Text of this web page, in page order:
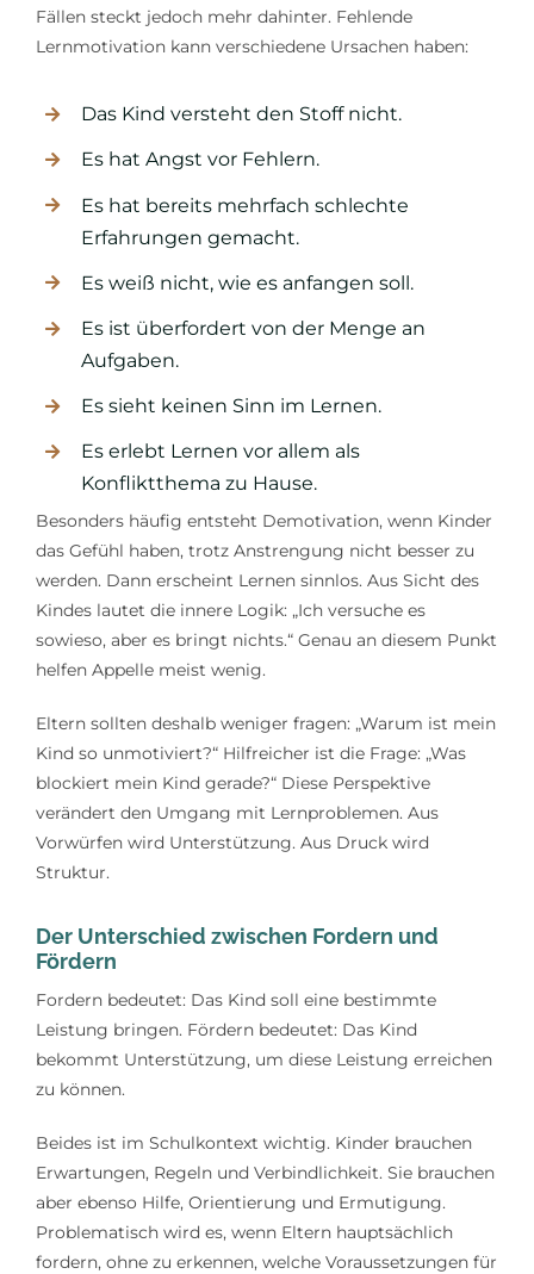
Fällen steckt jedoch mehr dahinter. Fehlende
Lernmotivation kann verschiedene Ursachen haben:
Das Kind versteht den Stoff nicht.
Es hat Angst vor Fehlern.
Es hat bereits mehrfach schlechte
Erfahrungen gemacht.
Es weiß nicht, wie es anfangen soll.
Es ist überfordert von der Menge an
Aufgaben.
Es sieht keinen Sinn im Lernen.
Es erlebt Lernen vor allem als
Konfliktthema zu Hause.
Besonders häufig entsteht Demotivation, wenn Kinder
das Gefühl haben, trotz Anstrengung nicht besser zu
werden. Dann erscheint Lernen sinnlos. Aus Sicht des
Kindes lautet die innere Logik: „Ich versuche es
sowieso, aber es bringt nichts.“ Genau an diesem Punkt
helfen Appelle meist wenig.
Eltern sollten deshalb weniger fragen: „Warum ist mein
Kind so unmotiviert?“ Hilfreicher ist die Frage: „Was
blockiert mein Kind gerade?“ Diese Perspektive
verändert den Umgang mit Lernproblemen. Aus
Vorwürfen wird Unterstützung. Aus Druck wird
Struktur.
Der Unterschied zwischen Fordern und
Fördern
Fordern bedeutet: Das Kind soll eine bestimmte
Leistung bringen. Fördern bedeutet: Das Kind
bekommt Unterstützung, um diese Leistung erreichen
zu können.
Beides ist im Schulkontext wichtig. Kinder brauchen
Erwartungen, Regeln und Verbindlichkeit. Sie brauchen
aber ebenso Hilfe, Orientierung und Ermutigung.
Problematisch wird es, wenn Eltern hauptsächlich
fordern, ohne zu erkennen, welche Voraussetzungen für